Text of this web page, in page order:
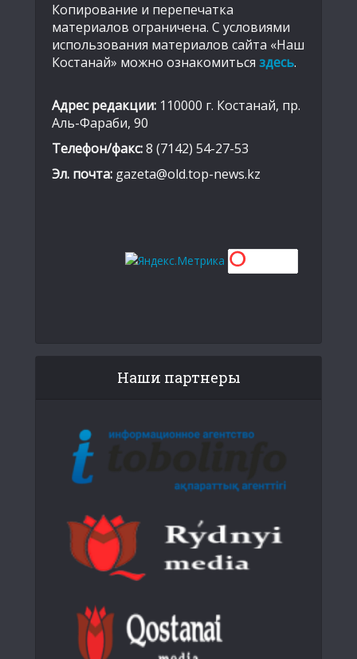
Копирование и перепечатка
материалов ограничена. С условиями
использования материалов сайта «Наш
Костанай» можно ознакомиться здесь.
Адрес редакции: 110000 г. Костанай, пр.
Аль-Фараби, 90
Телефон/факс:8 (7142) 54-27-53
Эл. почта: gazeta@old.top-news.kz
Наши партнеры